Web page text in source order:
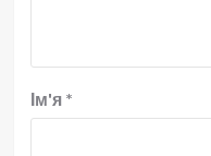
Ім'я *